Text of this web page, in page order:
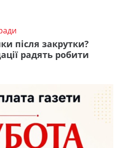
після закрутки?
радять робити